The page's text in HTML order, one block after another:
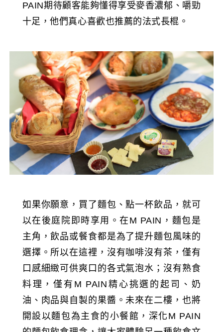
PAIN期待顧客能夠懂得享受麥香濃郁、嚼勁
十足，他們真心喜歡也推薦的法式長棍。
如果你願意，買了麵包、點一杯飲品，就可
以在後庭院即時享用。在M PAIN，麵包是
主角，飲品或餐食都是為了提升麵包風味的
選擇。所以在這裡，沒有咖啡沒有茶，僅有
口感細緻可供爽口的各式氣泡水；沒有熟食
料理，僅有M PAIN精心挑選的起司、奶
油、肉品與自製的果醬。未來在二樓，也將
開設以麵包為主食的小餐館，深化M PAIN